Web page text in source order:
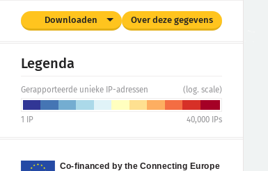
Downloaden Over deze gegevens
Legenda
Gerapporteerde unieke IP-adressen (log. scale)
1 IP 40,000 IPs